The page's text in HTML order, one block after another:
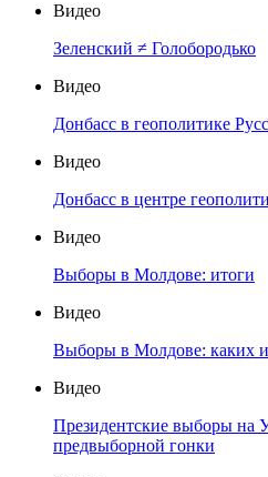
Видео
Зеленский ≠ Голобородько
Видео
Донбасс в геополитике
Видео
Донбасс в центре
Видео
Выборы в Молдове: итоги
Видео
Выборы в Молдове: каких
Видео
Президентские выборы на
предвыборной гонки